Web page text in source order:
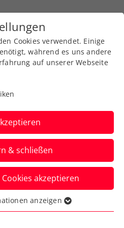
Circuit:
in
UTC Neudörfl
sich den U14-
1-Turnier in
Doppel lief es mit
gut. Piet Luis
Cookies verwendet. Einige
während es uns andere
auf unserer Webseite
& schließen
akzeptieren
für grundlegende
anzeigen